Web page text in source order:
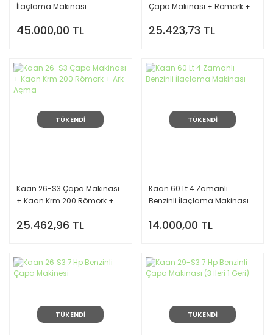
İlaçlama Makinası
45.000,00 TL
Çapa Makinası + Römork +
25.423,73 TL
TÜKENDİ
Kaan 26-S3 Çapa Makinası
+ Kaan Krm 200 Römork +
25.462,96 TL
TÜKENDİ
Kaan 60 Lt 4 Zamanlı
Benzinli İlaçlama Makinası
14.000,00 TL
TÜKENDİ TÜKENDİ